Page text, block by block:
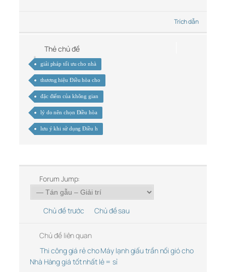
Trích dẫn
Thẻ chủ đề
giải pháp tối ưu cho nhà
thương hiệu Điều hòa cho
đặc điểm của không gian
lý do nên chọn Điều hòa
lưu ý khi sử dụng Điều h
Forum Jump:
Chủ đề trước Chủ đề sau
Chủ đề liên quan
Thi công giá rẻ cho Máy lạnh giấu trần nối gió cho
Nhà Hàng giá tốt nhất lẻ = sỉ